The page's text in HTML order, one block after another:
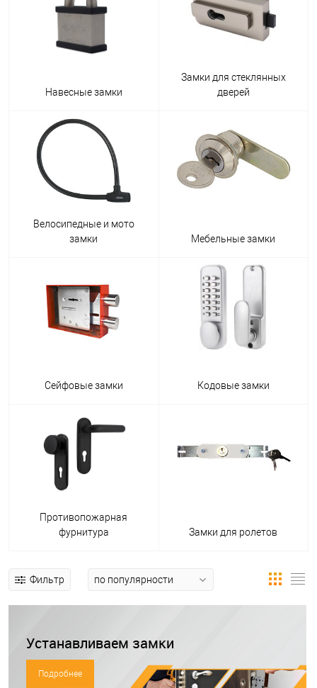
Навесные замки
Замки для стеклянных
дверей
Велосипедные и мото
замки
Мебельные замки
Сейфовые замки Кодовые замки
Противопожарная
фурнитура
Замки для ролетов
Фильтр
Устанавливаем замки
Подробнее